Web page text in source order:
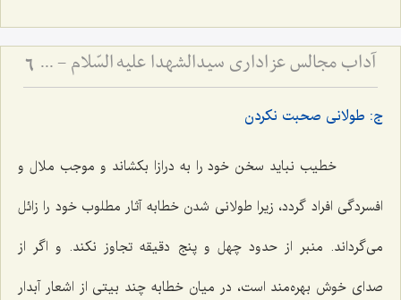
آداب مجالس عزاداری سیدالشهدا علیه السّلام - و دستورات بزرگان راجع به ماه‌های محرم و صفر 6
ج: طولانی صحبت نکردن
خطیب نباید سخن خود را به درازا بکشاند و موجب ملال و
افسردگی افراد گردد، زیرا طولانی شدن خطابه آثار مطلوب خود را زائل
می‌گرداند. منبر از حدود چهل و پنج دقیقه تجاوز نکند. و اگر از
صدای خوش بهره‌مند است، در میان خطابه چند بیتی از اشعار آبدار